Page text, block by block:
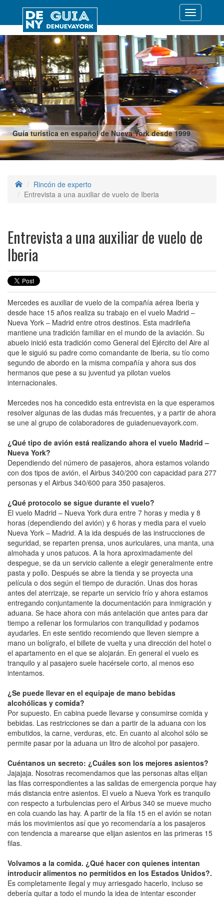
Guía turística en español de Nueva York desde 1999
Desplegar
Rincón de experto
Entrevista a una auxiliar de vuelo de Iberia
Entrevista a una auxiliar de vuelo de
Iberia
Mercedes es auxiliar de vuelo de la compañía aérea Iberia y
desde hace 15 años realiza su trabajo en el vuelo Madrid –
Nueva York – Madrid entre otros destinos. Esta madrileña
mantiene una tradición familiar en el mundo de la aviación. Su
abuelo inició esta tradición como General del Ejército del Aire al
que le siguió su padre como comandante de Iberia, su tío como
segundo de abordo en la misma compañía y ahora sus dos
hermanos que pese a su juventud ya pilotan vuelos
internacionales.
Mercedes nos ha concedido esta entrevista en la que esperamos
resolver algunas de las dudas más frecuentes, y a partir de ahora
se une al grupo de colaboradores de guiadenuevayork.com.
¿Qué tipo de avión está realizando ahora el vuelo Madrid –
Nueva York?
Dependiendo del número de pasajeros, ahora estamos volando
con dos tipos de avión, el Airbus 340/200 con capacidad para 277
personas y el Airbus 340/600 para 350 pasajeros.
¿Qué protocolo se sigue durante el vuelo?
El vuelo Madrid – Nueva York dura entre 7 horas y media y 8
horas (dependiendo del avión) y 6 horas y media para el vuelo
Nueva York – Madrid. A la ida después de las instrucciones de
seguridad, se reparten prensa, unos auriculares, una manta, una
almohada y unos patucos. A la hora aproximadamente del
despegue, se da un servicio caliente a elegir generalmente entre
pasta y pollo. Después se abre la tienda y se proyecta una
película o dos según el tiempo de duración. Unas dos horas
antes del aterrizaje, se reparte un servicio frío y ahora estamos
entregando conjuntamente la documentación para inmigración y
aduana. Se hace ahora con más antelación que antes para dar
tiempo a rellenar los formularios con tranquilidad y podamos
ayudarles. En este sentido recomiendo que lleven siempre a
mano un bolígrafo, el billete de vuelta y una dirección del hotel o
el apartamento en el que se alojarán. En general el vuelo es
tranquilo y al pasajero suele hacérsele corto, al menos eso
intentamos.
¿Se puede llevar en el equipaje de mano bebidas
alcohólicas y comida?
Por supuesto. En cabina puede llevarse y consumirse comida y
bebidas. Las restricciones se dan a partir de la aduana con los
embutidos, la carne, verduras, etc. En cuanto al alcohol sólo se
permite pasar por la aduana un litro de alcohol por pasajero.
Cuéntanos un secreto: ¿Cuáles son los mejores asientos?
Jajajaja. Nosotras recomendamos que las personas altas elijan
las filas correspondientes a las salidas de emergencia porque hay
más distancia entre asientos. El vuelo a Nueva York es tranquilo
con respecto a turbulencias pero el Airbus 340 se mueve mucho
en cola cuando las hay. A partir de la fila 15 en el avión se notan
más los movimientos así que yo recomendaría a los pasajeros
con tendencia a marearse que elijan asientos en las primeras 15
filas.
Volvamos a la comida. ¿Qué hacer con quienes intentan
introducir alimentos no permitidos en los Estados Unidos?.
Es completamente ilegal y muy arriesgado hacerlo, incluso se
debería quitar a todo el mundo la idea de intentar esconder